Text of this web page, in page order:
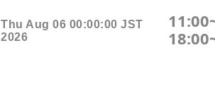
Thu Aug 06 00:00:00 JST
2026